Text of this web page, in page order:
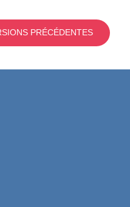
PRÉCÉDENTES